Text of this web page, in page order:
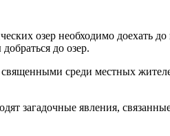
озер необходимо доехать до
до озер.
священными среди местных
загадочные явления,